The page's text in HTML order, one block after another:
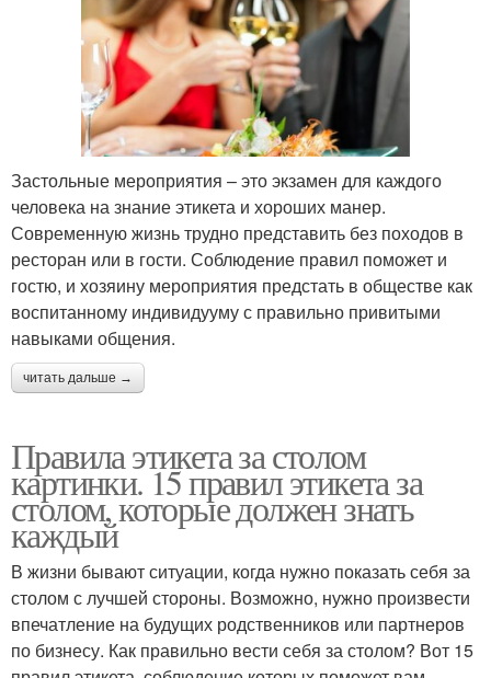
Застольные мероприятия – это экзамен для каждого
человека на знание этикета и хороших манер.
Современную жизнь трудно представить без походов в
ресторан или в гости. Соблюдение правил поможет и
гостю, и хозяину мероприятия предстать в обществе как
воспитанному индивидууму с правильно привитыми
навыками общения.
читать дальше →
Правила этикета за столом
картинки. 15 правил этикета за
столом, которые должен знать
каждый
В жизни бывают ситуации, когда нужно показать себя за
столом с лучшей стороны. Возможно, нужно произвести
впечатление на будущих родственников или партнеров
по бизнесу. Как правильно вести себя за столом? Вот 15